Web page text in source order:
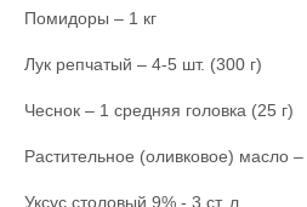
Помидоры – 1 кг
Лук репчатый – 4-5 шт. (300 г)
Чеснок – 1 средняя головка (25 г)
Растительное (оливковое) масло
Уксус столовый 9% - 3 ст. л.